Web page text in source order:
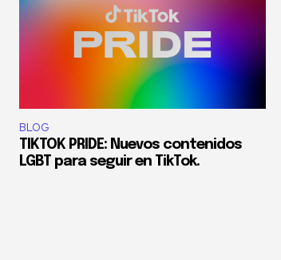
BLOG
TIKTOK PRIDE: Nuevos contenidos
LGBT para seguir en TikTok.